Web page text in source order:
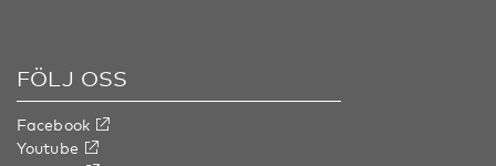
FÖLJ OSS
Facebook
Youtube